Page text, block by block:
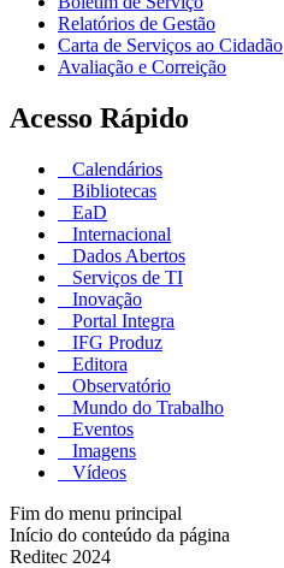
Relatórios de Gestão
Carta de Serviços ao Cidadão
Avaliação e Correição
Acesso Rápido
Calendários
Bibliotecas
EaD
Internacional
Dados Abertos
Serviços de TI
Inovação
Portal Integra
IFG Produz
Editora
Observatório
Mundo do Trabalho
Eventos
Imagens
Vídeos
Fim do menu principal
Início do conteúdo da página
Reditec 2024